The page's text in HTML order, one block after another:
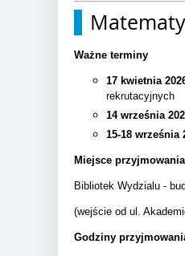
Ważne terminy
17 kwietnia
rekrutacyjnych
14 września
15-18 września
Miejsce
Bibliotek Wydzialu -
(wejście od ul.
Godziny